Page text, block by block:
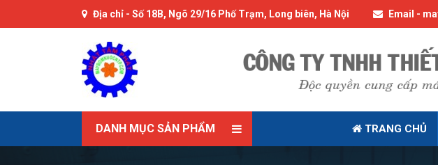
Địa chỉ - Số 18B, Ngõ 29/16 Phố Trạm, Long biên, Hà Nội Email -
DANH MỤC SẢN PHẨM TRANG CHỦ